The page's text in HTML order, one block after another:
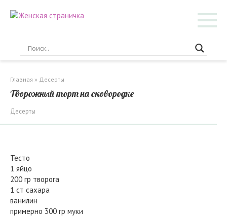
Главная » Десерты
Творожный торт на сковородке
Десерты
Тесто
1 яйцо
200 гр творога
1 ст сахара
ванилин
примерно 300 гр муки